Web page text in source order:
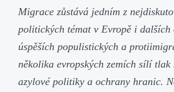
Migrace zůstává jedním z
politických témat v Evropě i dalších
úspěších populistických a
několika evropských zemích sílí tlak
azylové politiky a ochrany hranic.